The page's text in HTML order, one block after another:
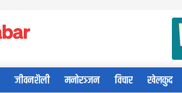
जीवनशैली मनोरञ्जन विचार खेलकुद